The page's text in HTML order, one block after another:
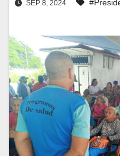
SEP 8, 2024